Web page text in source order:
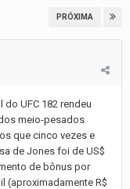
PRÓXIMA
UFC 182 rendeu
meio-pesados
que cinco vezes e
de Jones foi de US$
de bônus por
(aproximadamente R$